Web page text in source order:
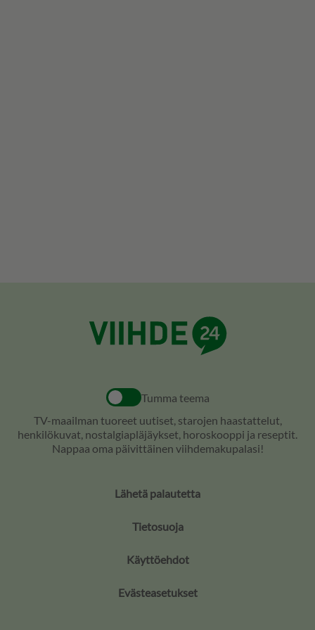
Tumma teema
TV-maailman tuoreet uutiset, starojen haastattelut,
henkilökuvat, nostalgiapläjäykset, horoskooppi ja reseptit.
Nappaa oma päivittäinen viihdemakupalasi!
Lähetä palautetta
Tietosuoja
Käyttöehdot
Evästeasetukset